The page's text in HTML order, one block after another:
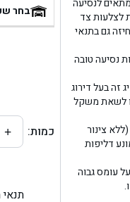
לנסיעה
לצלעות צד
גם בתנאי
נסיעה טובה
זה בעל דירוג
לשאת משקל
צמיג tubeless (ללא צינור
דליפות
עומס גבוה
בן
בן
בחר
כמות: +